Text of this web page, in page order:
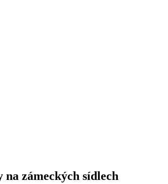
zámeckých sídlech